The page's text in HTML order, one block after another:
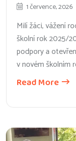
1 července, 2026
Milí žáci, vážení
školní rok 2025/
podpory a
v novém školním
Read More